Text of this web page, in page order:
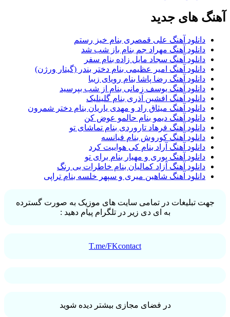
آهنگ های جدید
دانلود آهنگ علی قمصری بنام خیز رستم
دانلود آهنگ مهراد جم بنام باز شب شد
دانلود آهنگ سجاد مایل زاده بنام سفر
دانلود آهنگ امیر عظیمی بنام دختر بندر (گیتار ورژن)
دانلود آهنگ رضا پاشا بنام رویای زیبا
دانلود آهنگ یوسف زمانی بنام از شب بپرسید
دانلود آهنگ افشین آذری بنام گلینلیک
دانلود آهنگ میثاق راد و مهدی یاریان بنام دختر شمرون
دانلود آهنگ دیمو بنام حالمو عوض کن
دانلود آهنگ فرهاد تاروردی بنام تماشای تو
دانلود آهنگ کوروش بنام فیانسه
دانلود آهنگ آراد بنام کی هواییت کرد
دانلود آهنگ پوری و مهیار بنام برای تو
دانلود آهنگ آزاد کمالیان بنام خاطرات بی رنگ
دانلود آهنگ شاهین میری و سپهر خلسه بنام تراپی
جهت تبلیغات در تمامی سایت های موزیک به صورت گسترده
به ای دی زیر در تلگرام پیام دهید :
T.me/FKcontact
در فضای مجازی بیشتر دیده شوید